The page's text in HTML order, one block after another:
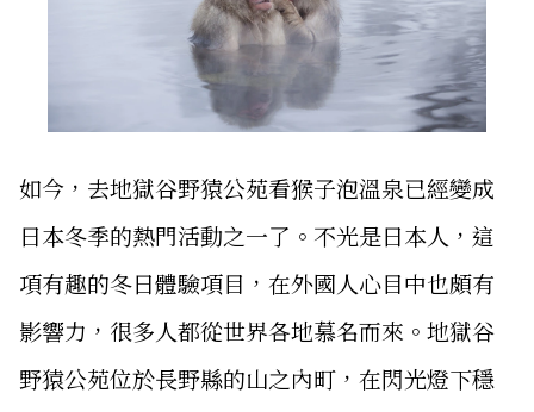
如今，去地獄谷野猿公苑看猴子泡溫泉已經變成
日本冬季的熱門活動之一了。不光是日本人，這
項有趣的冬日體驗項目，在外國人心目中也頗有
影響力，很多人都從世界各地慕名而來。地獄谷
野猿公苑位於長野縣的山之內町，在閃光燈下穩